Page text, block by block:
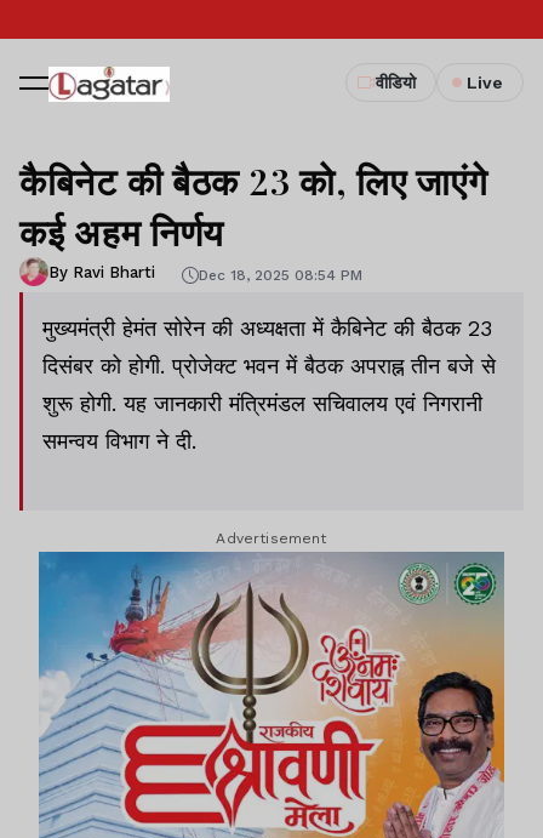
वीडियो Live
कैबिनेट की बैठक 23 को, लिए जाएंगे
कई अहम निर्णय
By Ravi Bharti Dec 18, 2025 08:54 PM
मुख्यमंत्री हेमंत सोरेन की अध्यक्षता में कैबिनेट की बैठक 23
दिसंबर को होगी. प्रोजेक्ट भवन में बैठक अपराह्न तीन बजे से
शुरू होगी. यह जानकारी मंत्रिमंडल सचिवालय एवं निगरानी
समन्वय विभाग ने दी.
Advertisement